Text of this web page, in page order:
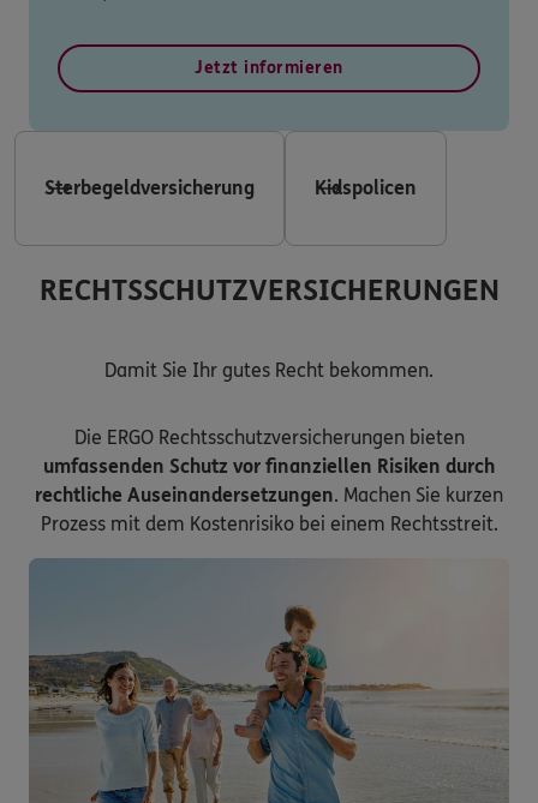
Jetzt informieren
Sterbegeldversicherung Kidspolicen
RECHTSSCHUTZVERSICHERUNGEN
Damit Sie Ihr gutes Recht bekommen.
Die ERGO Rechtsschutzversicherungen bieten
umfassenden Schutz vor finanziellen Risiken durch
rechtliche Auseinandersetzungen. Machen Sie kurzen
Prozess mit dem Kostenrisiko bei einem Rechtsstreit.